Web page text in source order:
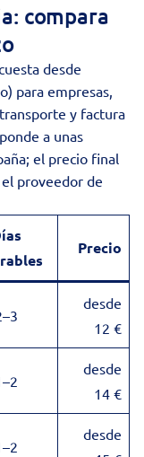
compara
desde
para empresas,
y factura
a unas
el precio final
proveedor de
Precio
desde
12 €
desde
14 €
desde